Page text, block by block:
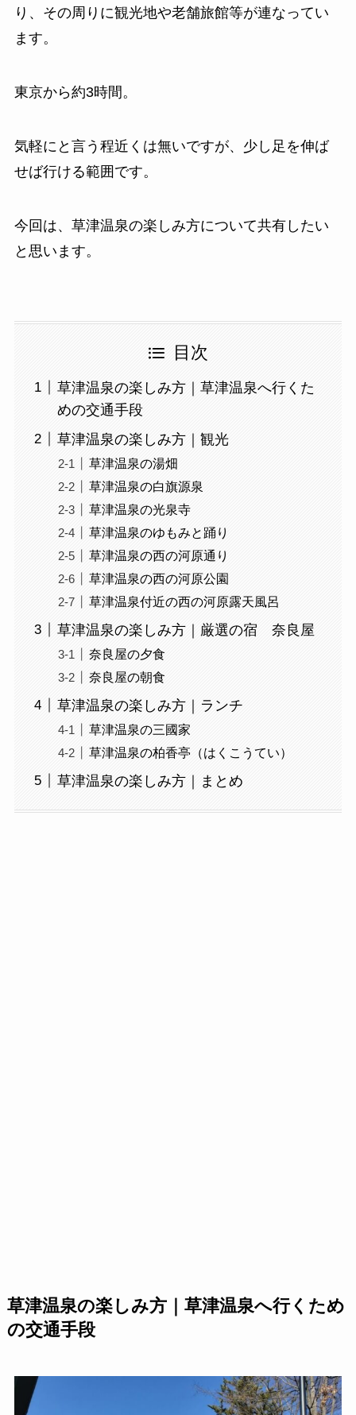
り、その周りに観光地や老舗旅館等が連なってい
ます。
東京から約3時間。
気軽にと言う程近くは無いですが、少し足を伸ば
せば行ける範囲です。
今回は、草津温泉の楽しみ方について共有したい
と思います。
目次
草津温泉の楽しみ方｜草津温泉へ行くた
めの交通手段
草津温泉の楽しみ方｜観光
草津温泉の湯畑
草津温泉の白旗源泉
草津温泉の光泉寺
草津温泉のゆもみと踊り
草津温泉の西の河原通り
草津温泉の西の河原公園
草津温泉付近の西の河原露天風呂
草津温泉の楽しみ方｜厳選の宿 奈良屋
奈良屋の夕食
奈良屋の朝食
草津温泉の楽しみ方｜ランチ
草津温泉の三國家
草津温泉の柏香亭（はくこうてい）
草津温泉の楽しみ方｜まとめ
草津温泉の楽しみ方｜草津温泉へ行くため
の交通手段